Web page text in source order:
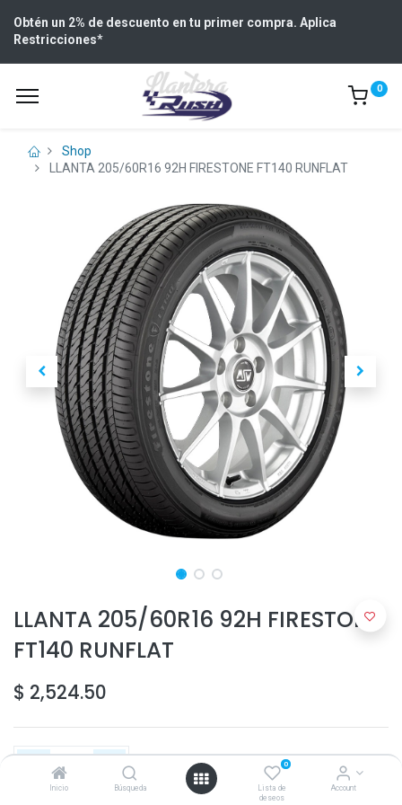
Inicio Búsqueda
0
Lista de
deseos
Account
Obtén un 2% de descuento en tu primer compra. Aplica
Restricciones*
0
Shop
LLANTA 205/60R16 92H FIRESTONE FT140 RUNFLAT
LLANTA 205/60R16 92H FIRESTONE
FT140 RUNFLAT
$ 2,524.50